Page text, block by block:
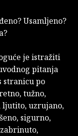
Usamljeno?
je istražiti
pitanja
stranicu po
tužno,
ljutito, uzrujano,
sigurno,